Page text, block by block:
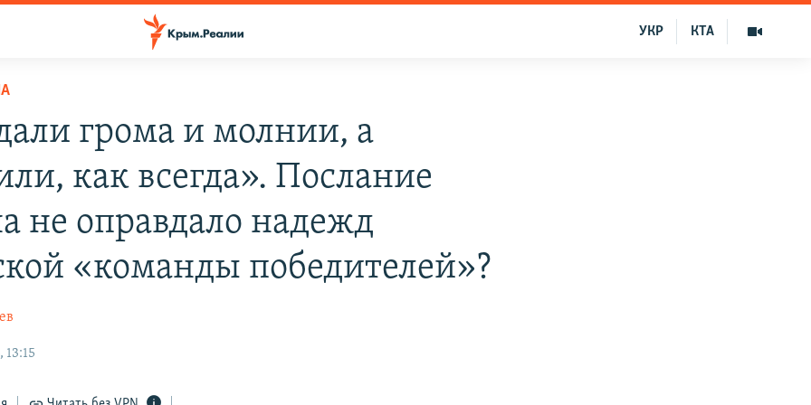
КТА
УКР
грома и молнии, а
как всегда». Послание
не оправдало надежд
«команды победителей»?
13:15